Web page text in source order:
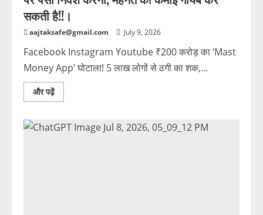
सकती है!!।
aajtaksafe@gmail.com July 9, 2026
Facebook Instagram Youtube ₹200 करोड़ का ‘Mast
Money App’ घोटाला! 5 लाख लोगों से ठगी का शक,...
और पढ़ें